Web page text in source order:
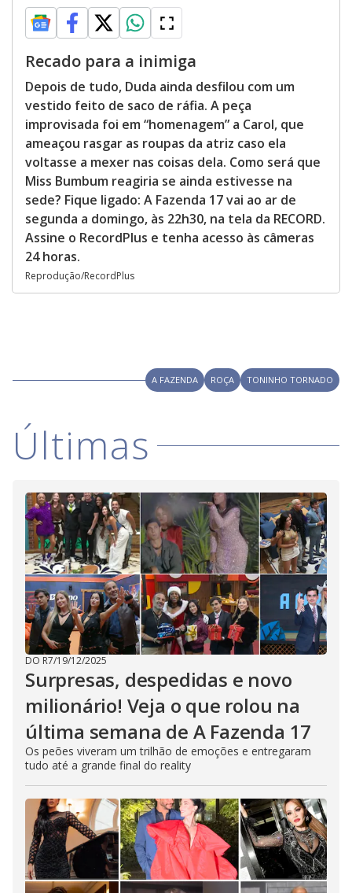
Recado para a inimiga
Depois de tudo, Duda ainda desfilou com um
vestido feito de saco de ráfia. A peça
improvisada foi em “homenagem” a Carol, que
ameaçou rasgar as roupas da atriz caso ela
voltasse a mexer nas coisas dela. Como será que
Miss Bumbum reagiria se ainda estivesse na
sede? Fique ligado: A Fazenda 17 vai ao ar de
segunda a domingo, às 22h30, na tela da RECORD.
Assine o RecordPlus e tenha acesso às câmeras
24 horas.
Reprodução/RecordPlus
A FAZENDA ROÇA TONINHO TORNADO
Últimas
DO R7/19/12/2025
Surpresas, despedidas e novo
milionário! Veja o que rolou na
última semana de A Fazenda 17
Os peões viveram um trilhão de emoções e entregaram
tudo até a grande final do reality